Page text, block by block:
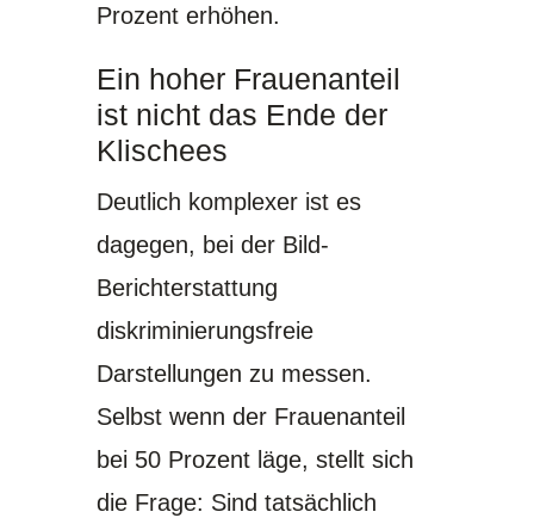
Prozent erhöhen.
Ein hoher Frauenanteil
ist nicht das Ende der
Klischees
Deutlich komplexer ist es
dagegen, bei der Bild-
Berichterstattung
diskriminierungsfreie
Darstellungen zu messen.
Selbst wenn der Frauenanteil
bei 50 Prozent läge, stellt sich
die Frage: Sind tatsächlich